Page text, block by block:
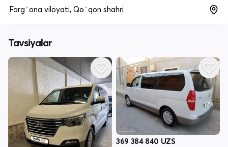
Farg`ona viloyati, Qo`qon shahri
Tavsiyalar
369 384 840 UZS